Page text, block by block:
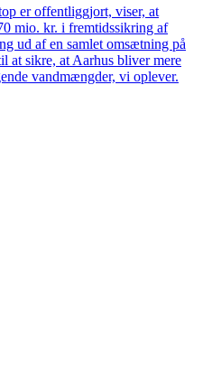
er offentliggjort, viser, at
mio. kr. i fremtidssikring af
ud af en samlet omsætning på
at sikre, at Aarhus bliver mere
vandmængder, vi oplever.